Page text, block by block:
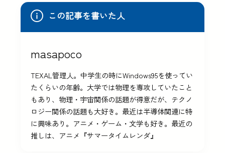
この記事を書いた人
masapoco
TEXAL管理人。中学生の時にWindows95を使ってい
たくらいの年齢。大学では物理を専攻していたこと
もあり、物理・宇宙関係の話題が得意だが、テクノ
ロジー関係の話題も大好き。最近は半導体関連に特
に興味あり。アニメ・ゲーム・文学も好き。最近の
推しは、アニメ『サマータイムレンダ』